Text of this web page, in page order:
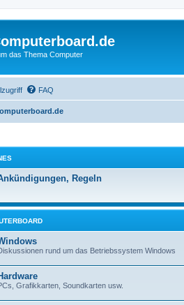
das Thema Computer
FAQ
Regeln
rund um das Betriebssystem Windows
Grafikkarten, Soundkarten usw.